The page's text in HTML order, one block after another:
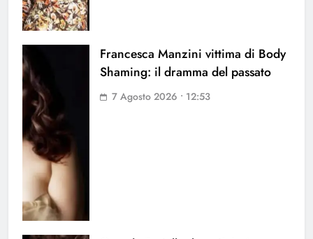
Francesca Manzini vittima di Body
Shaming: il dramma del passato
7 Agosto 2026 • 12:53